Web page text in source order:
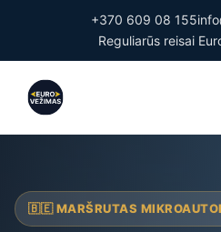
+370 609 08 155
Reguliarūs reisai
🇧🇪 MARŠRUTAS